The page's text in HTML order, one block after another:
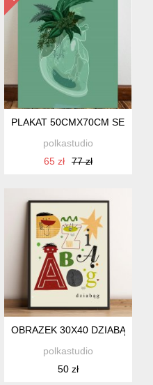
KOBIETY NENUFARY
PLAKAT 50CMX70CM SERCE
polkastudio
65 zł
77 zł
OBRAZEK 30X40 DZIABĄG
polkastudio
50 zł